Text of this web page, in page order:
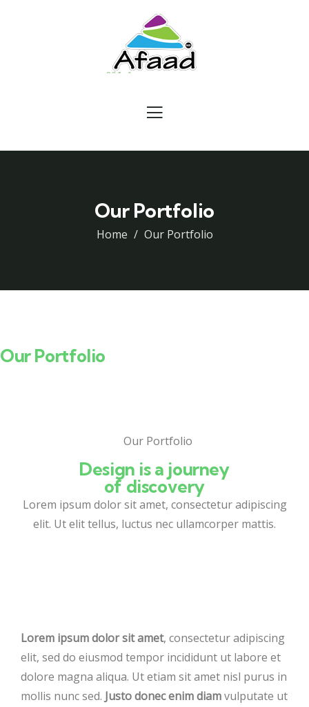
Our Portfolio
Home Our Portfolio
Our Portfolio
Our Portfolio
Design is a journey
of discovery
Lorem ipsum dolor sit amet, consectetur adipiscing
elit. Ut elit tellus, luctus nec ullamcorper mattis.
Lorem ipsum dolor sit amet, consectetur adipiscing
elit, sed do eiusmod tempor incididunt ut labore et
dolore magna aliqua. Ut etiam sit amet nisl purus in
mollis nunc sed. Justo donec enim diamvulputate ut